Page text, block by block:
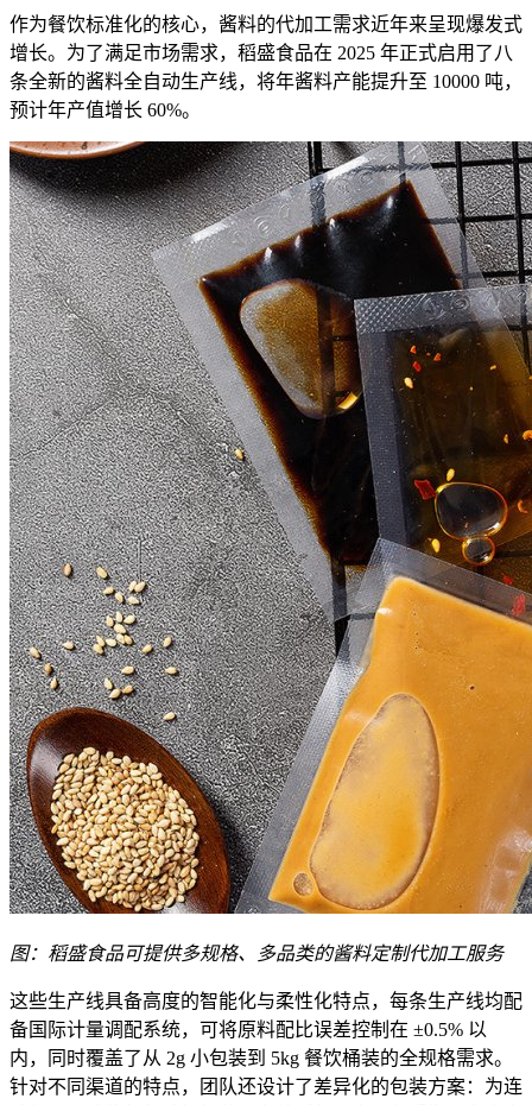
作为餐饮标准化的核心，酱料的代加工需求近年来呈现爆发式
增长。为了满足市场需求，稻盛食品在 2025 年正式启用了八
条全新的酱料全自动生产线，将年酱料产能提升至 10000 吨，
预计年产值增长 60%。
图：稻盛食品可提供多规格、多品类的酱料定制代加工服务
这些生产线具备高度的智能化与柔性化特点，每条生产线均配
备国际计量调配系统，可将原料配比误差控制在 ±0.5% 以
内，同时覆盖了从 2g 小包装到 5kg 餐饮桶装的全规格需求。
针对不同渠道的特点，团队还设计了差异化的包装方案：为连